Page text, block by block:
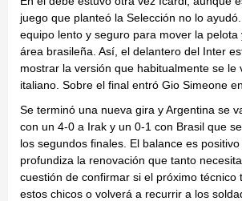
juego que planteó la Selección no lo
equipo lento y seguro para mover la pelota
área brasileña. Así, el delantero del Inter
mostrar la versión que habitualmente se le
italiano. Sobre el final entró Gio Simeone
Se terminó una nueva gira y Argentina se
con un 4-0 a Irak y un 0-1 con Brasil que
los segundos finales. El balance es
profundiza la renovación que tanto
cuestión de confirmar si el próximo técnico
estos chicos o volverá a recurrir a los